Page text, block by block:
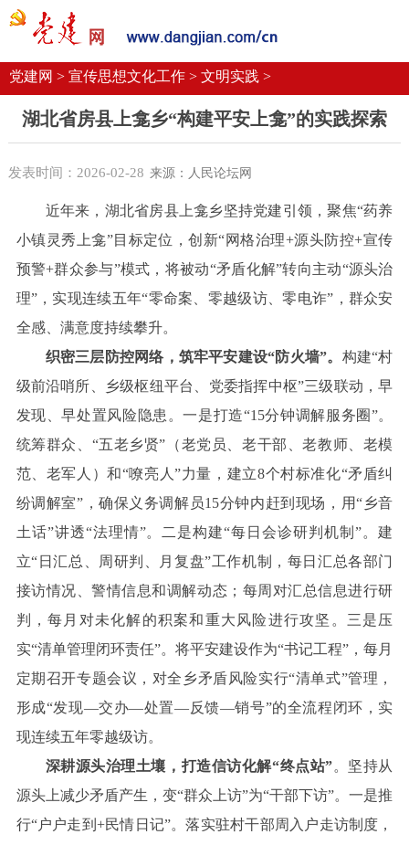
党建要闻
机关党建
校园党建 企业党建
党建网 > 宣传思想文化工作 > 文明实践 >
湖北省房县上龛乡“构建平安上龛”的实践探索
发表时间：2026-02-28 来源：人民论坛网
近年来，湖北省房县上龛乡坚持党建引领，聚焦“药养
小镇灵秀上龛”目标定位，创新“网格治理+源头防控+宣传
预警+群众参与”模式，将被动“矛盾化解”转向主动“源头治
理”，实现连续五年“零命案、零越级访、零电诈”，群众安
全感、满意度持续攀升。
织密三层防控网络，筑牢平安建设“防火墙”。 构建“村
级前沿哨所、乡级枢纽平台、党委指挥中枢”三级联动，早
发现、早处置风险隐患。一是打造“15分钟调解服务圈”。
统筹群众、“五老乡贤”（老党员、老干部、老教师、老模
范、老军人）和“嘹亮人”力量，建立8个村标准化“矛盾纠
纷调解室”，确保义务调解员15分钟内赶到现场，用“乡音
土话”讲透“法理情”。二是构建“每日会诊研判机制”。建
立“日汇总、周研判、月复盘”工作机制，每日汇总各部门
接访情况、警情信息和调解动态；每周对汇总信息进行研
判，每月对未化解的积案和重大风险进行攻坚。三是压
实“清单管理闭环责任”。将平安建设作为“书记工程”，每月
定期召开专题会议，对全乡矛盾风险实行“清单式”管理，
形成“发现—交办—处置—反馈—销号”的全流程闭环，实
现连续五年零越级访。
深耕源头治理土壤，打造信访化解“终点站”。坚持从
源头上减少矛盾产生，变“群众上访”为“干部下访”。一是推
行“户户走到+民情日记”。落实驻村干部周入户走访制度，